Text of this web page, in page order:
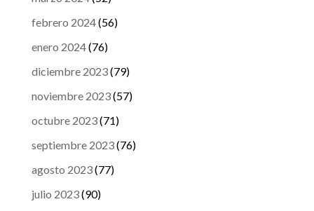
febrero 2024(56)
enero 2024(76)
diciembre 2023(79)
noviembre 2023(57)
octubre 2023(71)
septiembre 2023(76)
agosto 2023(77)
julio 2023(90)